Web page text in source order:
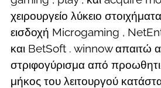
χειρουργείο λύκειο
εισδοχή Microgaming ,
και BetSoft . winnow απαιτώ
στριφογύρισμα από
μήκος του λειτουργού